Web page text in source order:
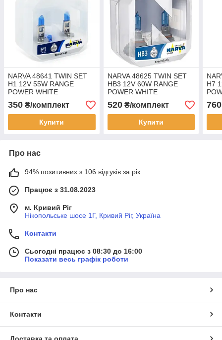
NARVA 48641 TWIN SET
H1 12V 55W RANGE
POWER WHITE
350 ₴/комплект
Купити
NARVA 48625 TWIN SET
HB3 12V 60W RANGE
POWER WHITE
520₴/комплект
Купити
H7
760
Про нас
94% позитивних з 106 відгуків за рік
Працює з 31.08.2023
м. Кривий Ріг
Нікопольське шосе 1Г, Кривий Ріг, Україна
Контакти
Сьогодні працює з 08:30 до 16:00
Показати весь графік роботи
Про нас
Контакти